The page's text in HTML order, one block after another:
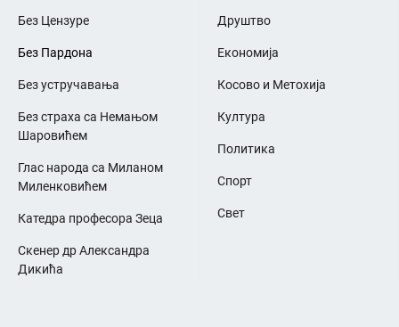
Без Цензуре
Без Пардона
Без устручавања
Без страха са Немањом
Шаровићем
Глас народа са Миланом
Миленковићем
Катедра професора Зеца
Скенер др Александра
Дикића
Друштво
Економија
Косово и Метохија
Култура
Политика
Спорт
Свет